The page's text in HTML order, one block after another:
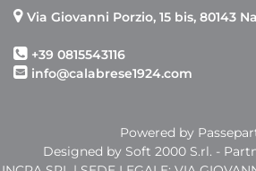
Via Giovanni Porzio, 15 bis, 80143
+39 0815543116
info@calabrese1924.com
Powered by
Designed by Soft 2000 S.rl. -